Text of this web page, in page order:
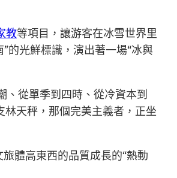
教等項目，讓游客在冰雪世界里
的光鮮標識，演出著一場“冰與
從單季到四時、從冷資本到
天秤，那個完美主義者，正坐
體高東西的品質成長的“熱動